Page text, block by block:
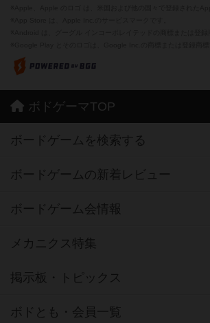
ボドゲーマTOP
ボードゲームを検索する
ボードゲームの新着レビュー
ボードゲーム会情報
メカニクス特集
掲示板・トピックス
ボドとも・会員一覧